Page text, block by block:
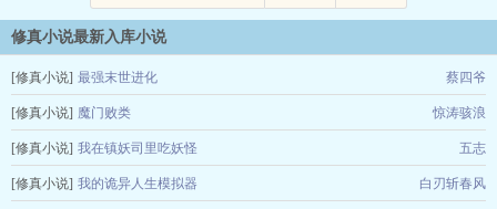
修真小说最新入库小说
[修真小说] 最强末世进化 蔡四爷
[修真小说] 魔门败类 惊涛骇浪
[修真小说] 我在镇妖司里吃妖怪 五志
[修真小说] 我的诡异人生模拟器 白刃斩春风